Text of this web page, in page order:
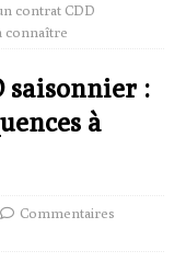
contrat CDD
connaître
saisonnier :
à
Commentaires